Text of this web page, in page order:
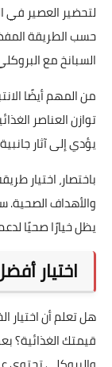
لتحضير العصير في
حسب الطريقة
السبانخ مع
من المهم أيضًا
توازن العناصر
يؤدي إلى آثار
باختصار، اختيار
والأهداف الصحية.
يظل خيارًا صحيًا
اختيار
هل تعلم أن اختيار
قيمتك الغذائية؟